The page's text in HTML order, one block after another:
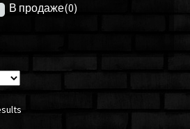
В продаже(0)